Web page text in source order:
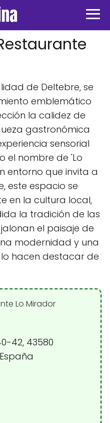
de Deltebre, se
emblemático
la calidez de
gastronómica
sensorial
el nombre de 'Lo
entorno que invita a
este espacio se
en la cultura local,
la tradición de las
el paisaje de
modernidad y una
hacen destacar de
42, 43580